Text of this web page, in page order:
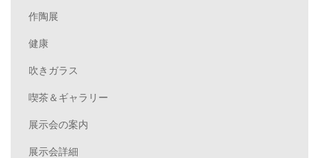
作陶展
健康
吹きガラス
喫茶＆ギャラリー
展示会の案内
展示会詳細